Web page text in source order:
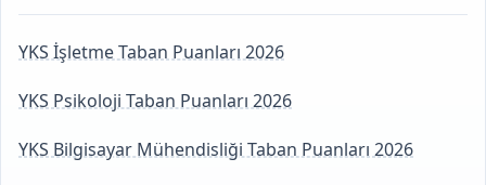
YKS İşletme Taban Puanları 2026
YKS Psikoloji Taban Puanları 2026
YKS Bilgisayar Mühendisliği Taban Puanları 2026